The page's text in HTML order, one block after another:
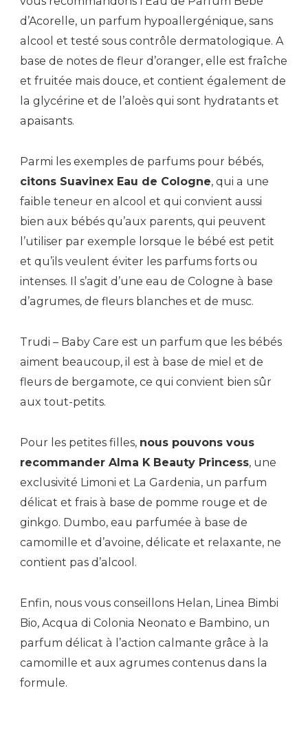
d’Acorelle, un parfum hypoallergénique, sans
alcool et testé sous contrôle dermatologique. A
base de notes de fleur d’oranger, elle est fraîche
et fruitée mais douce, et contient également de
la glycérine et de l’aloès qui sont hydratants et
apaisants.
Parmi les exemples de parfums pour bébés,
citons Suavinex Eau de Cologne, qui a une
faible teneur en alcool et qui convient aussi
bien aux bébés qu’aux parents, qui peuvent
l’utiliser par exemple lorsque le bébé est petit
et qu’ils veulent éviter les parfums forts ou
intenses. Il s’agit d’une eau de Cologne à base
d’agrumes, de fleurs blanches et de musc.
Trudi – Baby Care est un parfum que les bébés
aiment beaucoup, il est à base de miel et de
fleurs de bergamote, ce qui convient bien sûr
aux tout-petits.
Pour les petites filles, nous pouvons vous
recommander Alma K Beauty Princess, une
exclusivité Limoni et La Gardenia, un parfum
délicat et frais à base de pomme rouge et de
ginkgo. Dumbo, eau parfumée à base de
camomille et d’avoine, délicate et relaxante, ne
contient pas d’alcool.
Enfin, nous vous conseillons Helan, Linea Bimbi
Bio, Acqua di Colonia Neonato e Bambino, un
parfum délicat à l’action calmante grâce à la
camomille et aux agrumes contenus dans la
formule.